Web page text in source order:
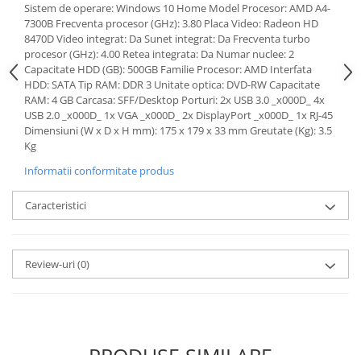
Sistem de operare: Windows 10 Home Model Procesor: AMD A4-
7300B Frecventa procesor (GHz): 3.80 Placa Video: Radeon HD
8470D Video integrat: Da Sunet integrat: Da Frecventa turbo
procesor (GHz): 4.00 Retea integrata: Da Numar nuclee: 2
Capacitate HDD (GB): 500GB Familie Procesor: AMD Interfata
HDD: SATA Tip RAM: DDR 3 Unitate optica: DVD-RW Capacitate
RAM: 4 GB Carcasa: SFF/Desktop Porturi: 2x USB 3.0 _x000D_ 4x
USB 2.0 _x000D_ 1x VGA _x000D_ 2x DisplayPort _x000D_ 1x RJ-45
Dimensiuni (W x D x H mm): 175 x 179 x 33 mm Greutate (Kg): 3.5
Kg
Informatii conformitate produs
Caracteristici
Review-uri(0)